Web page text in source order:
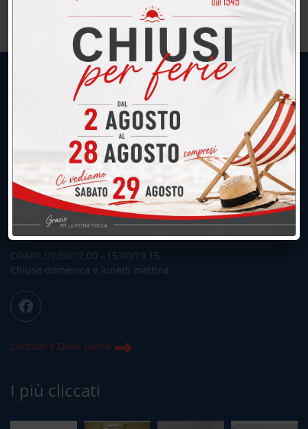
UNICA SEDE: CALCO (Lecco)
039.677.2778
039.677.2778
info@peregoarredamenti.it
ORARI: 09.00/12.00 - 15.00/19.15
Chiuso domenica e lunedì mattina
Contatti e Dove siamo
I più cliccati